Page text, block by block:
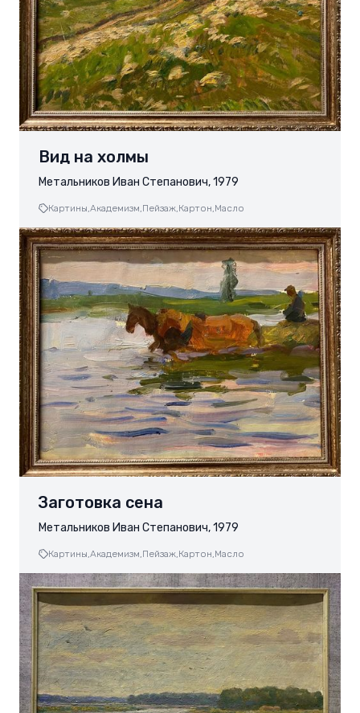
Вид на холмы
Метальников Иван Степанович, 1979
Картины,Академизм,Пейзаж,Картон,Масло
Заготовка сена
Метальников Иван Степанович, 1979
Картины, Академизм, Пейзаж, Картон, Масло